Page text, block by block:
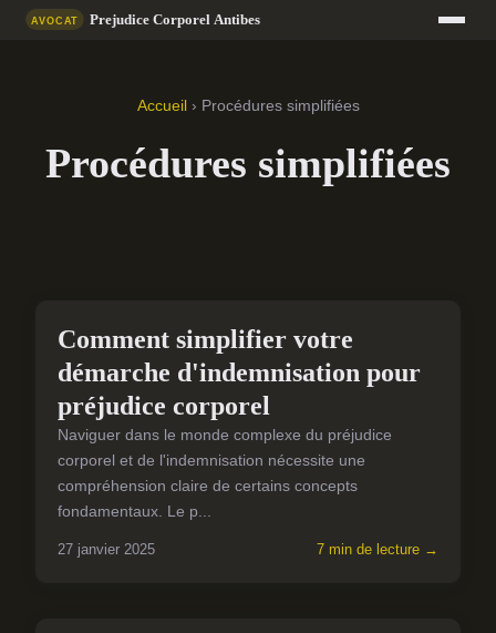
Accueil › Procédures simplifiées
Procédures simplifiées
PROCÉDURES SIMPLIFIÉES
Comment simplifier votre
démarche d'indemnisation pour
préjudice corporel
Naviguer dans le monde complexe du préjudice
corporel et de l'indemnisation nécessite une
compréhension claire de certains concepts
fondamentaux. Le p...
27 janvier 2025 7 min de lecture →